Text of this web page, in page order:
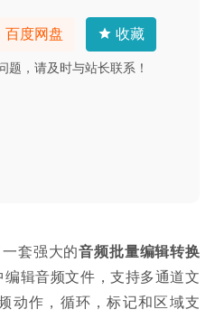
百度网盘 收藏
题，请及时与站长联系！
套强大的音频批量编辑转换
辑音频文件，支持多通道文
动作，循环，标记和区域支
Pro 7.6.2(3086) 中文版-强大的
文件隐藏及加密工具